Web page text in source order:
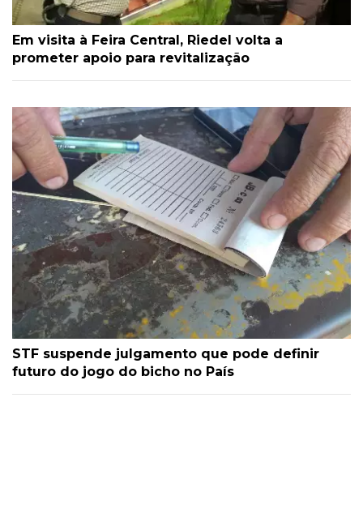
Em visita à Feira Central, Riedel volta a
prometer apoio para revitalização
STF suspende julgamento que pode definir
futuro do jogo do bicho no País